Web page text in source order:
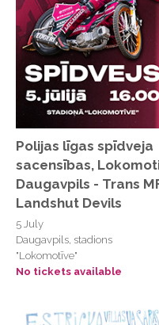
Kultūrbārs
Kultūrtelpa Tu
Lambertu iela
Latvijas
Latvijas
teātra muzejs
Latvijas Leļļu
Latvijas
Latvijas Radio
Latvijas
Legend Beach
Polijas līgas spīdveja
sacensības,
Daugavpils - Trans
Landshut Devils
5 July
Daugavpils, stadions
"Lokomotīve"
No tickets available